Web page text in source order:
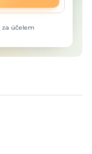
za účelem